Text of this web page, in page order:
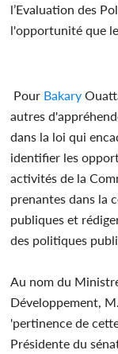
l’Evaluation des
l'opportunité que
Pour Bakary
autres
dans la loi qui
identifier les
activités de la
prenantes dans la
publiques et
des politiques
Au nom du
Développement,
'pertinence de
Présidente du